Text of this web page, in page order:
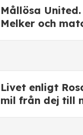
Mållösa
Melker och
Livet enligt
mil från dej till